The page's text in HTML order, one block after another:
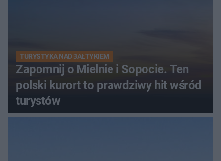
TURYSTYKA NAD BAŁTYKIEM
Zapomnij o Mielnie i Sopocie. Ten
polski kurort to prawdziwy hit wśród
turystów